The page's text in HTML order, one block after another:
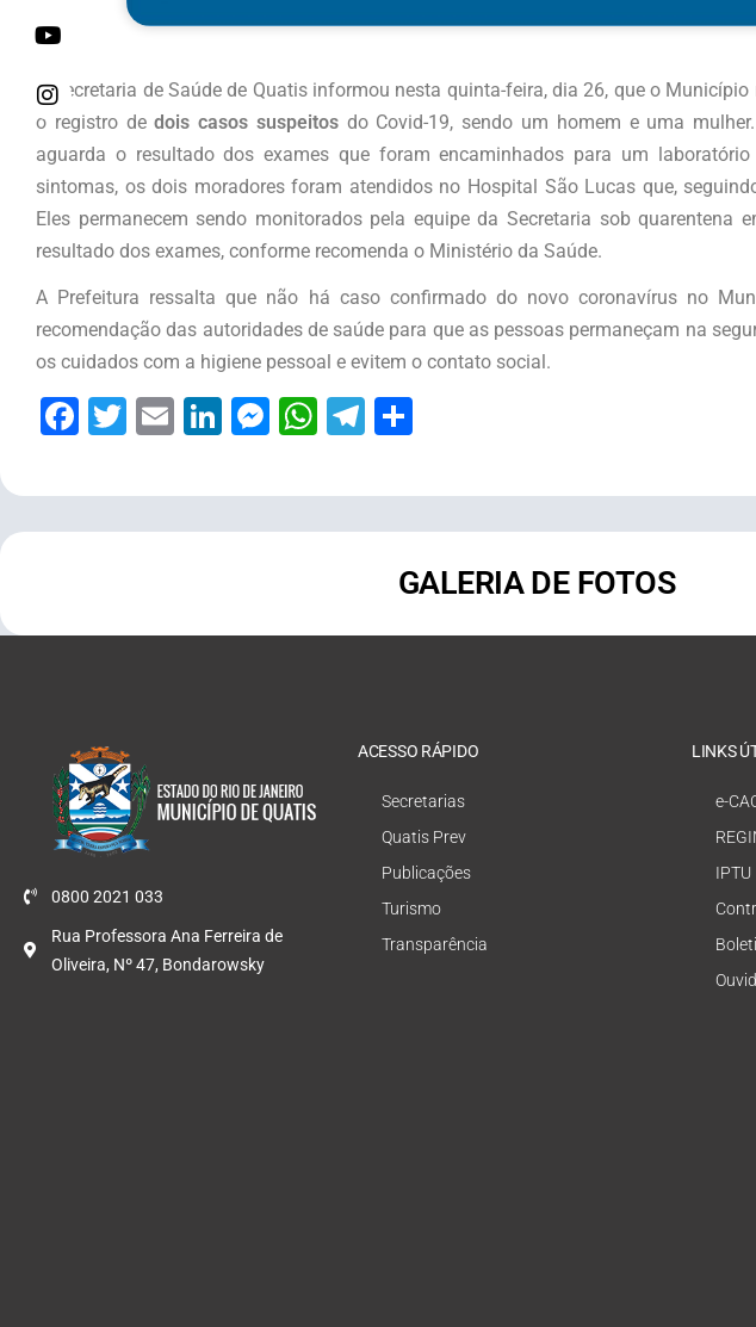
A Secretaria de Saúde de Quatis informou nesta quinta-feira, dia 26, que o
o registro dedois casos suspeitosdo Covid-19, sendo um homem e uma
aguarda o resultado dos exames que foram encaminhados para um
sintomas, os dois moradores foram atendidos no Hospital São Lucas que,
Eles permanecem sendo monitorados pela equipe da Secretaria sob quarentena
resultado dos exames, conforme recomenda o Ministério da Saúde.
A Prefeitura ressalta que não há caso confirmadodo novo coronavírus no
recomendação das autoridades de saúde para que as pessoas permaneçam na
os cuidados com a higiene pessoal e evitem o contato social.
Facebook
Twitter
EmailLinkedIn
Messenger
WhatsApp
Telegram
GALERIA DE FOTOS
0800 2021 033
Rua Professora Ana Ferreira de
Oliveira, Nº 47, Bondarowsky
ACESSO RÁPIDO
Secretarias
Quatis Prev
Publicações
Turismo
Transparência
LINKS
e-
IPTU